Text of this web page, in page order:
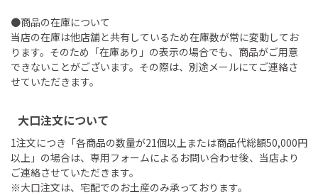
●商品の在庫について
当店の在庫は他店舗と共有しているため在庫数が常に変動してお
ります。そのため「在庫あり」の表示の場合でも、商品がご用意
できないことがございます。その際は、別途メールにてご連絡さ
せていただきます。
大口注文について
1注文につき「各商品の数量が21個以上または商品代総額50,000円
以上」の場合は、専用フォームによるお問い合わせ後、当店より
ご連絡させていただきます。
※大口注文は、宅配でのお土産のみ承っております。